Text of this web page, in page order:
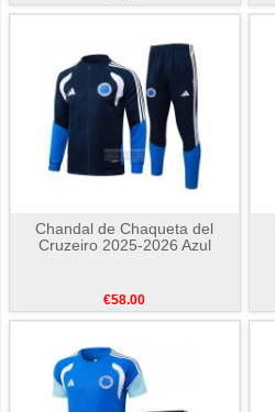
Chandal de Chaqueta del
Cruzeiro 2025-2026 Azul
€58.00